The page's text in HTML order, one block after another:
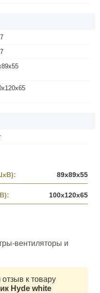
89x89x55
100x120x65
вентиляторы и
к товару
Hyde white